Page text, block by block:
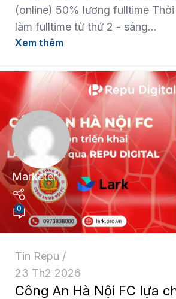
(online) 50% lương fulltime
làm fulltime từ thứ 2 - sáng...
Xem thêm
Marketer
0
Tin Repu
23 Th2 2026
Công An Hà Nội FC lựa